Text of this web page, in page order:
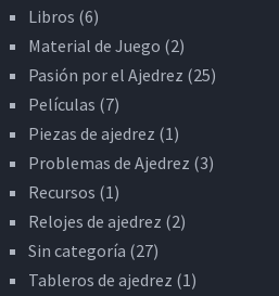
Libros (6)
Material de Juego (2)
Pasión por el Ajedrez (25)
Películas (7)
Piezas de ajedrez (1)
Problemas de Ajedrez (3)
Recursos (1)
Relojes de ajedrez (2)
Sin categoría (27)
Tableros de ajedrez (1)